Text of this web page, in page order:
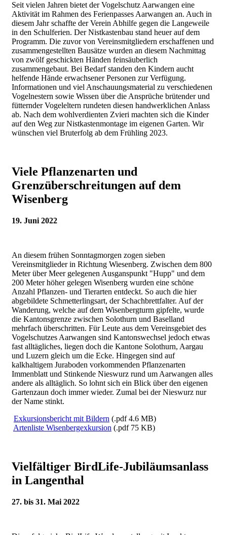
Seit vielen Jahren bietet der Vogelschutz Aarwangen eine
Aktivität im Rahmen des Ferienpasses Aarwangen an. Auch in
diesem Jahr schaffte der Verein Abhilfe gegen die Langeweile
in den Schulferien. Der Nistkastenbau stand heuer auf dem
Programm. Die zuvor von Vereinsmitgliedern erschaffenen und
zusammengestellten Bausätze wurden an diesem Nachmittag
von zwölf geschickten Händen feinsäuberlich
zusammengebaut. Bei Bedarf standen den Kindern aucht
helfende Hände erwachsener Personen zur Verfügung.
Informationen und viel Anschauungsmaterial zu verschiedenen
Vogelnestern sowie Wissen über die Ansprüche brütender und
fütternder Vogeleltern rundeten diesen handwerklichen Anlass
ab. Nach dem wohlverdienten Zvieri machten sich die Kinder
auf den Weg zur Nistkastenmontage im eigenen Garten. Wir
wünschen viel Bruterfolg ab dem Frühling 2023.
Viele Pflanzenarten und
Grenzüberschreitungen auf dem
Wisenberg
19. Juni 2022
An diesem frühen Sonntagmorgen zogen sieben
Vereinsmitglieder in Richtung Wiesenberg. Zwischen dem 800
Meter über Meer gelegenen Ausganspunkt "Hupp" und dem
200 Meter höher gelegen Wisenberg wurden eine schöne
Anzahl Pflanzen- und Tierarten entdeckt. So auch die hier
abgebildete Schmetterlingsart, der Schachbrettfalter. Auf der
Wanderung, welche auf dem Wisenbergturm gipfelte, wurde
die Kantonsgrenze zwischen Solothurn und Baselland
mehrfach überschritten. Für Leute aus dem Vereinsgebiet des
Vogelschutzes Aarwangen sind Kantonswechsel jedoch etwas
fast alltägliches, liegen doch die Kantone Solothurn, Aargau
und Luzern gleich um die Ecke. Hingegen sind auf
kalkhaltigem Juraboden vorkommenden Pflanzenarten
Immenblatt und Stinkende Nieswurz rund um Aarwangen alles
andere als alltäglich. So lohnt sich ein Blick über den eigenen
Gartenzaun doch immer wieder. Zumal bei der Nieswurz nur
der Name stinkt.
Exkursionsbericht mit Bildern (.pdf 4.6 MB)
Artenliste Wisenbergexkursion (.pdf 75 KB)
Vielfältiger BirdLife-Jubiläumsanlass
in Langenthal
27. bis 31. Mai 2022